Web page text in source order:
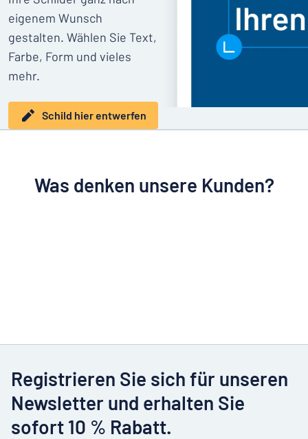
eigenem Wunsch
gestalten. Wählen Sie Text,
Farbe, Form und vieles
mehr.
Schild hier entwerfen
Was denken unsere Kunden?
Registrieren Sie sich für unseren
Newsletter und erhalten Sie
sofort 10 % Rabatt.